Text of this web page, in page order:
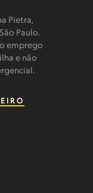
Pietra,
Paulo.
emprego
e não